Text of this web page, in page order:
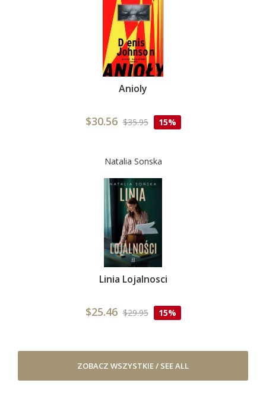
Anioly
$30.56 $35.95 15%
Natalia Sonska
Linia Lojalnosci
$25.46 $29.95 15%
ZOBACZ WSZYSTKIE / SEE ALL